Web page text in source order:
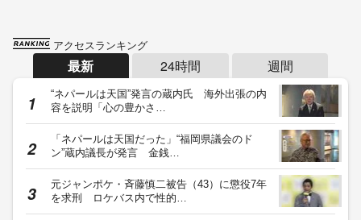
アクセスランキング
最新 24時間 週間
“ネパールは天国”発言の蔵内氏 海外出張の内
容を説明「心の豊かさ…
「ネパールは天国だった」“福岡県議会のド
ン”蔵内議長が発言 金銭…
元ジャンポケ・斉藤慎二被告（43）に懲役7年
を求刑 ロケバス内で性的…